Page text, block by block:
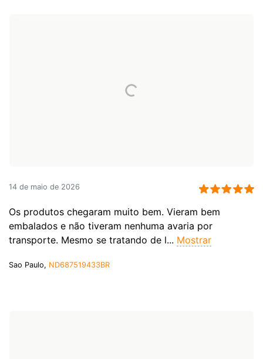
14 de maio de 2026
Os produtos chegaram muito bem. Vieram bem
embalados e não tiveram nenhuma avaria por
transporte. Mesmo se tratando de l... Mostrar
Sao Paulo, ND687519433BR